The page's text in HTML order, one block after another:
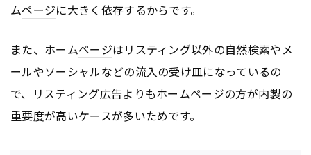
ムページに大きく依存するからです。
また、ホームページはリスティング以外の自然検索やメ
ールやソーシャルなどの流入の受け皿になっているの
で、
リスティング広告よりもホームページの方が内製の
重要度が高いケースが多いためです。